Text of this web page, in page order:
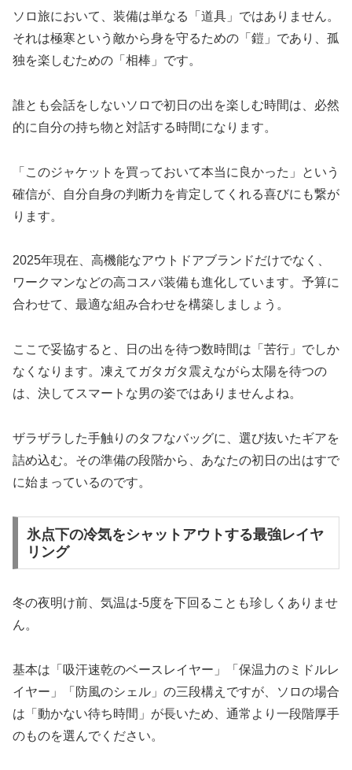
ソロ旅において、装備は単なる「道具」ではありません。
それは極寒という敵から身を守るための「鎧」であり、孤
独を楽しむための「相棒」です。
誰とも会話をしないソロで初日の出を楽しむ時間は、必然
的に自分の持ち物と対話する時間になります。
「このジャケットを買っておいて本当に良かった」という
確信が、自分自身の判断力を肯定してくれる喜びにも繋が
ります。
2025年現在、高機能なアウトドアブランドだけでなく、
ワークマンなどの高コスパ装備も進化しています。予算に
合わせて、最適な組み合わせを構築しましょう。
ここで妥協すると、日の出を待つ数時間は「苦行」でしか
なくなります。凍えてガタガタ震えながら太陽を待つの
は、決してスマートな男の姿ではありませんよね。
ザラザラした手触りのタフなバッグに、選び抜いたギアを
詰め込む。その準備の段階から、あなたの初日の出はすで
に始まっているのです。
氷点下の冷気をシャットアウトする最強レイヤ
リング
冬の夜明け前、気温は-5度を下回ることも珍しくありませ
ん。
基本は「吸汗速乾のベースレイヤー」「保温力のミドルレ
イヤー」「防風のシェル」の三段構えですが、ソロの場合
は「動かない待ち時間」が長いため、通常より一段階厚手
のものを選んでください。